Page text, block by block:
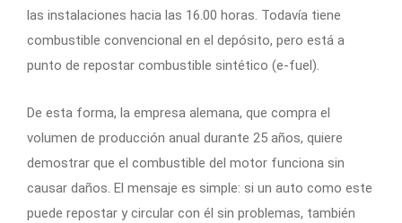
las instalaciones hacia las 16.00 horas. Todavía tiene
combustible convencional en el depósito, pero está a
punto de repostar combustible sintético (e-fuel).
De esta forma, la empresa alemana, que compra el
volumen de producción anual durante 25 años, quiere
demostrar que el combustible del motor funciona sin
causar daños. El mensaje es simple: si un auto como este
puede repostar y circular con él sin problemas, también